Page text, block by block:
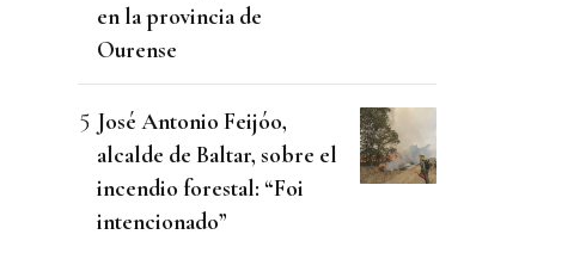
en la provincia de
Ourense
José Antonio Feijóo,
alcalde de Baltar, sobre el
incendio forestal: “Foi
intencionado”